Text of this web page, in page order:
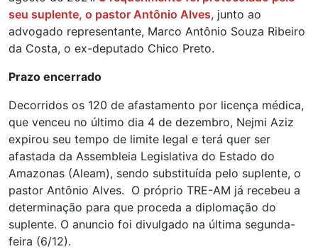
seu suplente, o pastor Antônio Alves, junto ao
advogado representante, Marco Antônio Souza Ribeiro
da Costa, o ex-deputado Chico Preto.
Prazo encerrado
Decorridos os 120 de afastamento por licença médica,
que venceu no último dia 4 de dezembro, Nejmi Aziz
expirou seu tempo de limite legal e terá quer ser
afastada da Assembleia Legislativa do Estado do
Amazonas (Aleam), sendo substituída pelo suplente, o
pastor Antônio Alves. O próprio TRE-AM já recebeu a
determinação para que proceda a diplomação do
suplente. O anuncio foi divulgado na última segunda-
feira (6/12).